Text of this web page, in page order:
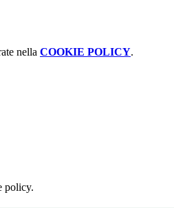
nella COOKIE POLICY.
policy.